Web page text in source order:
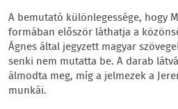
A bemutató különlegessége, hogy
formában először láthatja a
Ágnes által jegyzett magyar
senki nem mutatta be. A darab
álmodta meg, míg a jelmezek a
munkái.